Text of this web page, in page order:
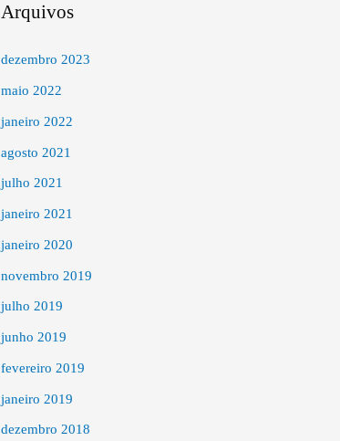
Arquivos
dezembro 2023
maio 2022
janeiro 2022
agosto 2021
julho 2021
janeiro 2021
janeiro 2020
novembro 2019
julho 2019
junho 2019
fevereiro 2019
janeiro 2019
dezembro 2018